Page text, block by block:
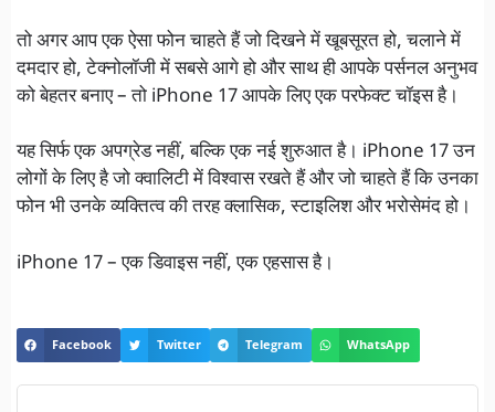
तो अगर आप एक ऐसा फोन चाहते हैं जो दिखने में खूबसूरत हो, चलाने में
दमदार हो, टेक्नोलॉजी में सबसे आगे हो और साथ ही आपके पर्सनल अनुभव
को बेहतर बनाए – तो iPhone 17 आपके लिए एक परफेक्ट चॉइस है।
यह सिर्फ एक अपग्रेड नहीं, बल्कि एक नई शुरुआत है। iPhone 17 उन
लोगों के लिए है जो क्वालिटी में विश्वास रखते हैं और जो चाहते हैं कि उनका
फोन भी उनके व्यक्तित्व की तरह क्लासिक, स्टाइलिश और भरोसेमंद हो।
iPhone 17 – एक डिवाइस नहीं, एक एहसास है।
Facebook Twitter Telegram WhatsApp